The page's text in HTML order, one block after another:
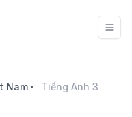
Nam Tiếng Anh 3